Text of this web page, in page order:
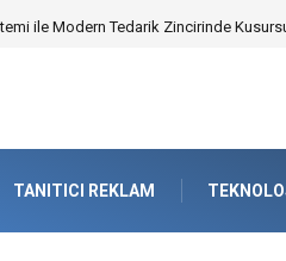
ile Modern Tedarik Zincirinde
TANITICI REKLAM